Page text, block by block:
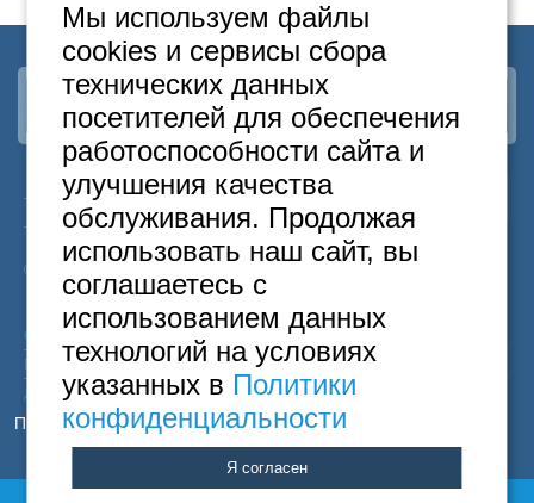
Наша группа ВКонтакте
Москва
Санкт-Петербург
Бесплатный
+7 495
646-74-40
+7 812 418-22-18
8 800 222-58-32
© 2015 Hostels of Moscow. Все права защищены.
Согласие на обработку персональных данных
Политика конфиденциальности
Договор оферты
Принимаем к оплате
Мы используем файлы
cookies и сервисы сбора
технических данных
посетителей для обеспечения
работоспособности сайта и
улучшения качества
обслуживания. Продолжая
использовать наш сайт, вы
соглашаетесь с
использованием данных
технологий на условиях
указанных в Политики
конфиденциальности
Я согласен